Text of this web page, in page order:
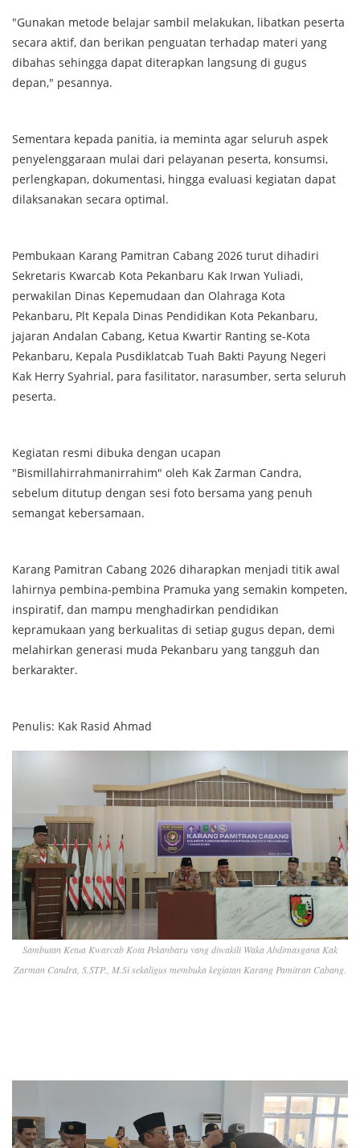
"Gunakan metode belajar sambil melakukan, libatkan peserta
secara aktif, dan berikan penguatan terhadap materi yang
dibahas sehingga dapat diterapkan langsung di gugus
depan," pesannya.
Sementara kepada panitia, ia meminta agar seluruh aspek
penyelenggaraan mulai dari pelayanan peserta, konsumsi,
perlengkapan, dokumentasi, hingga evaluasi kegiatan dapat
dilaksanakan secara optimal.
Pembukaan Karang Pamitran Cabang 2026 turut dihadiri
Sekretaris Kwarcab Kota Pekanbaru Kak Irwan Yuliadi,
perwakilan Dinas Kepemudaan dan Olahraga Kota
Pekanbaru, Plt Kepala Dinas Pendidikan Kota Pekanbaru,
jajaran Andalan Cabang, Ketua Kwartir Ranting se-Kota
Pekanbaru, Kepala Pusdiklatcab Tuah Bakti Payung Negeri
Kak Herry Syahrial, para fasilitator, narasumber, serta seluruh
peserta.
Kegiatan resmi dibuka dengan ucapan
"Bismillahirrahmanirrahim" oleh Kak Zarman Candra,
sebelum ditutup dengan sesi foto bersama yang penuh
semangat kebersamaan.
Karang Pamitran Cabang 2026 diharapkan menjadi titik awal
lahirnya pembina-pembina Pramuka yang semakin kompeten,
inspiratif, dan mampu menghadirkan pendidikan
kepramukaan yang berkualitas di setiap gugus depan, demi
melahirkan generasi muda Pekanbaru yang tangguh dan
berkarakter.
Penulis: Kak Rasid Ahmad
Sambutan Ketua Kwarcab Kota Pekanbaru yang diwakili Waka Abdimasgana Kak
Zarman Candra, S.STP., M.Si sekaligus membuka kegiatan Karang Pamitran Cabang.